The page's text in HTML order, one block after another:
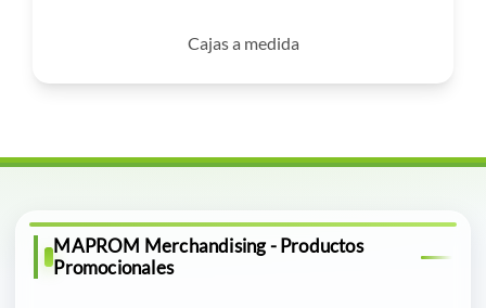
Cajas a medida
MAPROM Merchandising - Productos
Promocionales